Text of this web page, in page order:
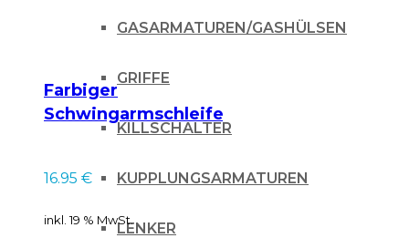
GASARMATUREN/GASHÜLSEN
GRIFFE
KILLSCHALTER
KUPPLUNGSARMATUREN
LENKER
Farbiger
Schwingarmschleifer
Suzuki RMZ 250/450
16.95 €
inkl. 19 % MwSt.